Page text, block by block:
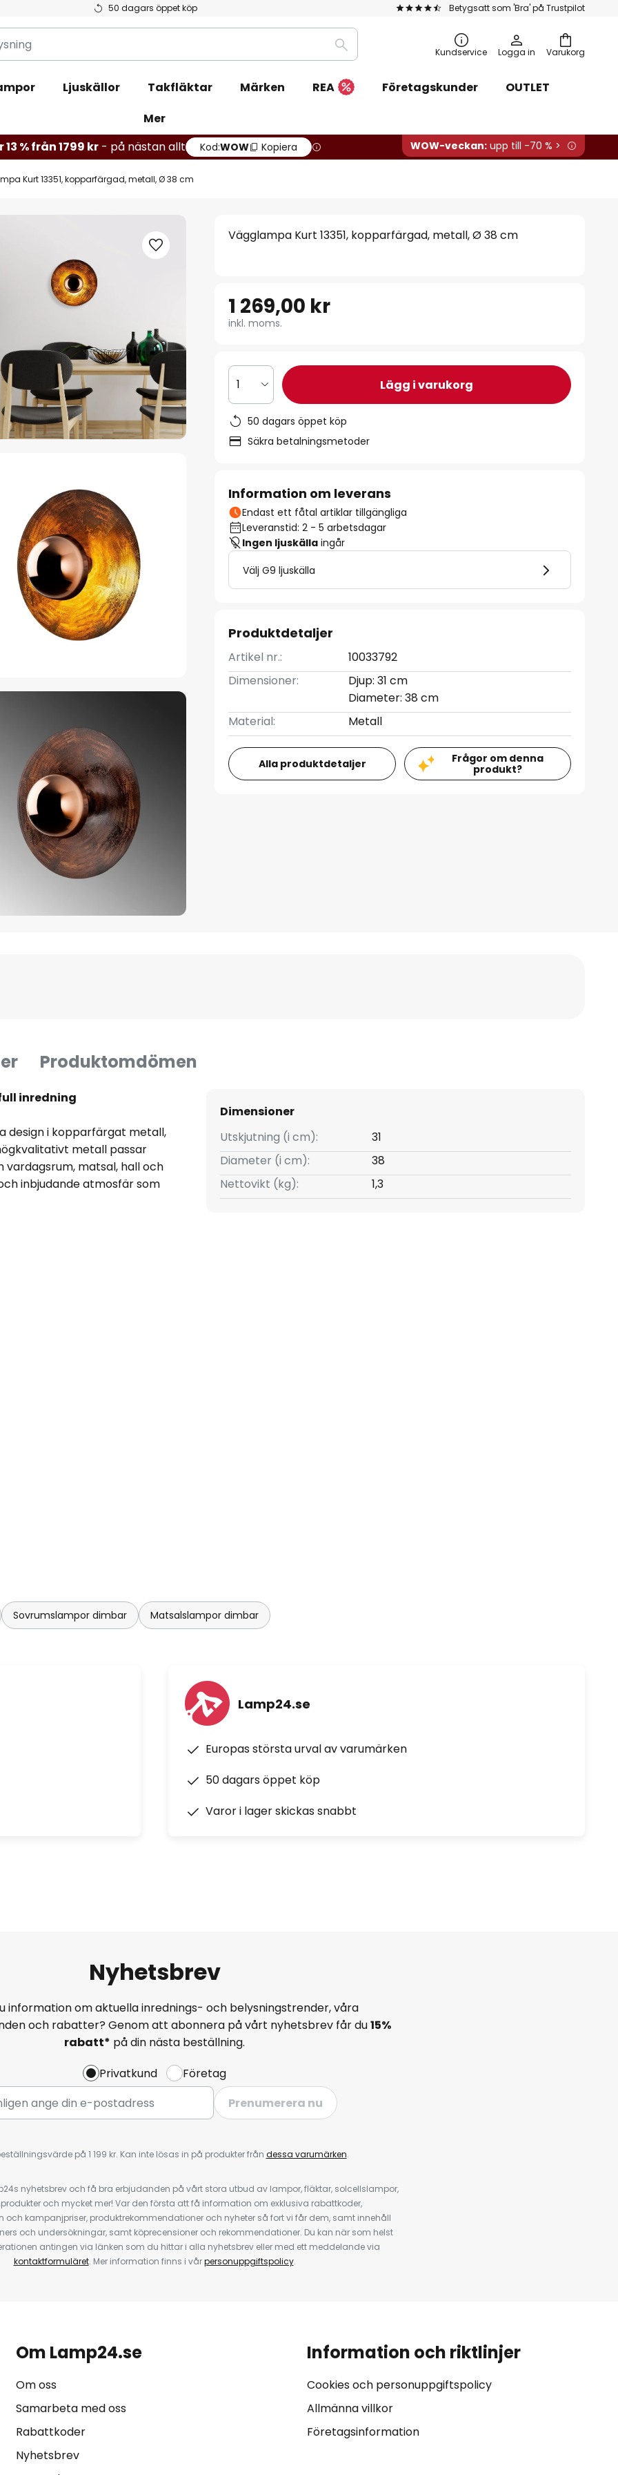
50 dagars öppet köp Betygsatt som 'Bra' på Trustpilot
Varukorg
Sök Kundservice Logga in
Ljuskällor Takfläktar Märken REA Företagskunder
OUTLET
Mer
% från 1799 kr - på nästan allt Kod:WOW Kopiera WOW-veckan: upp till -70 % >
Kurt 13351, kopparfärgad, metall, Ø 38 cm
Vägglampa Kurt 13351, kopparfärgad, metall, Ø 38 cm
1 269,00 kr
inkl. moms.
1 Lägg i varukorg
50 dagars öppet köp
Säkra betalningsmetoder
Information om leverans
Endast ett fåtal artiklar tillgängliga
Leveranstid: 2 - 5 arbetsdagar
Ingen ljuskälla ingår
Välj G9 ljuskälla
Produktdetaljer
Artikel nr.:
10033792
Dimensioner:
Djup: 31 cm
Diameter: 38 cm
Material:
Metall
Alla produktdetaljer
Frågor om denna
produkt?
Produktomdömen
inredning
design i kopparfärgat metall,
metall passar
matsal, hall och
inbjudande atmosfär som
13351 är att den är dimbar
denna lampa kvalitet
interiörer.
Dimensioner
Utskjutning (i cm):
31
Diameter (i cm):
38
Nettovikt (kg):
1,3
Sovrumslampor dimbar Matsalslampor dimbar
Lamp24.se
Europas största urval av varumärken
50 dagars öppet köp
Varor i lager skickas snabbt
Nyhetsbrev
information om aktuella inrednings- och belysningstrender, våra
och rabatter? Genom att abonnera på vårt nyhetsbrev får du15%
rabatt* på din nästa beställning.
Privatkund
Företag
Prenumerera nu
på 1 199 kr. Kan inte lösas in på produkter från dessa varumärken.
nyhetsbrev och få bra erbjudanden på vårt stora utbud av lampor, fläktar, solcellslampor,
och mycket mer! Var den första att få information om exklusiva rabattkoder,
och kampanjpriser, produktrekommendationer och nyheter så fort vi får dem, samt innehåll
och undersökningar, samt köprecensioner och rekommendationer. Du kan när som helst
antingen via länken som du hittar i alla nyhetsbrev eller med ett meddelande via
kontaktformuläret. Mer information finns i vårpersonuppgiftspolicy.
Om Lamp24.se
Om oss
Samarbeta med oss
Rabattkoder
Nyhetsbrev
Information och riktlinjer
Cookies och personuppgiftspolicy
Allmänna villkor
Företagsinformation